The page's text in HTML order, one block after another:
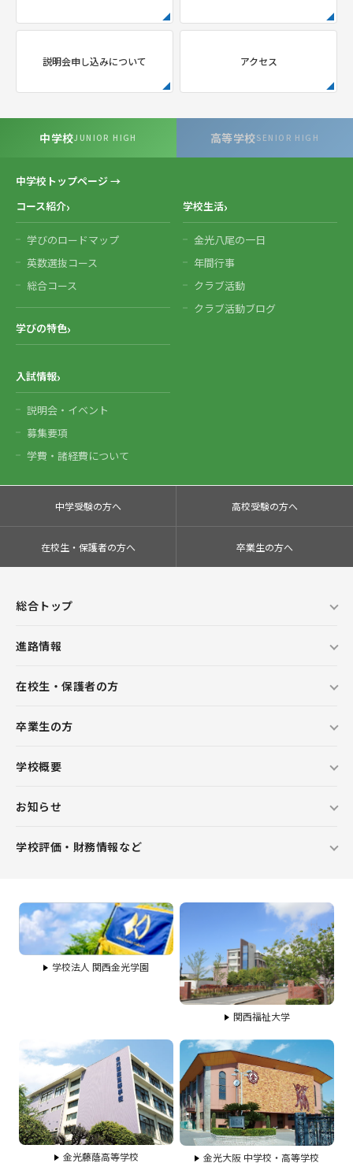
説明会申し込みについて アクセス
中学校JUNIOR HIGH 高等学校SENIOR HIGH
中学校トップページ →
コース紹介
学びのロードマップ
英数選抜コース
総合コース
学びの特色
学校生活
金光八尾の一日
年間行事
クラブ活動
クラブ活動ブログ
入試情報
説明会・イベント
募集要項
学費・諸経費について
中学受験の方へ 高校受験の方へ
在校生・保護者の方へ 卒業生の方へ
総合トップ
進路情報
在校生・保護者の方
卒業生の方
学校概要
お知らせ
学校評価・財務情報など
学校法人 関西金光学園
関西福祉大学
金光藤蔭高等学校 金光大阪 中学校・高等学校